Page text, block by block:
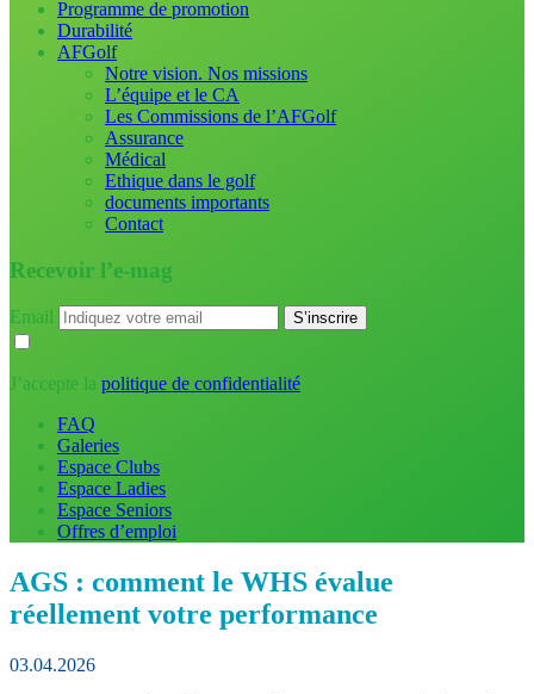
Programme de promotion
Durabilité
AFGolf
Notre vision. Nos missions
L’équipe et le CA
Les Commissions de l’AFGolf
Assurance
Médical
Ethique dans le golf
documents importants
Contact
Recevoir l’e-mag
Email
J’accepte la politique de confidentialité
FAQ
Galeries
Espace Clubs
Espace Ladies
Espace Seniors
Offres d’emploi
AGS : comment le WHS évalue
réellement votre performance
03.04.2026